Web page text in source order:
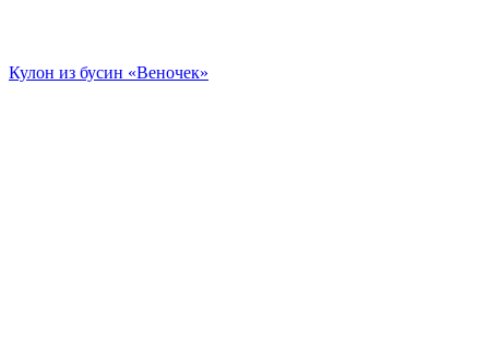
Кулон из бусин «Веночек»